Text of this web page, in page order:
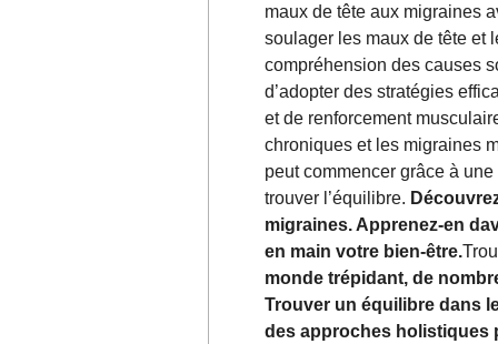
maux de tête aux migraines
soulager les maux de tête et
compréhension des causes
d’adopter des stratégies
et de renforcement
chroniques et les migraines
peut commencer grâce à
trouver l’équilibre.
migraines. Apprenez-en
en main votre bien-être.
monde trépidant, de
Trouver un équilibre dans
des approches holistiques